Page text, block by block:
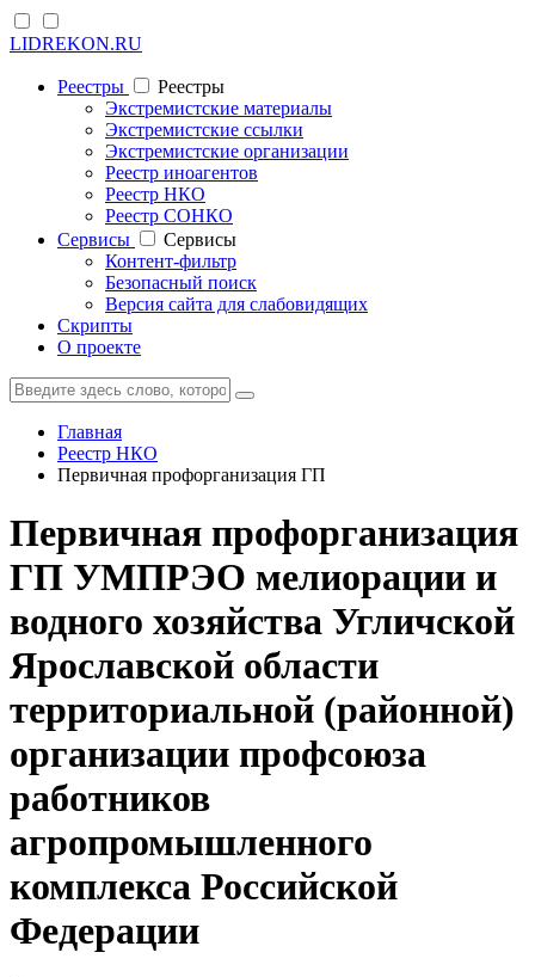
LIDREKON.RU
Реестры
Реестры
Экстремистские материалы
Экстремистские ссылки
Экстремистские организации
Реестр иноагентов
Реестр НКО
Реестр СОНКО
Cервисы
Cервисы
Контент-фильтр
Безопасный поиск
Версия сайта для слабовидящих
Скрипты
О проекте
Главная
Реестр НКО
Первичная профорганизация ГП
Первичная профорганизация
ГП УМПРЭО мелиорации и
водного хозяйства Угличской
Ярославской области
территориальной (районной)
организации профсоюза
работников
агропромышленного
комплекса Российской
Федерации